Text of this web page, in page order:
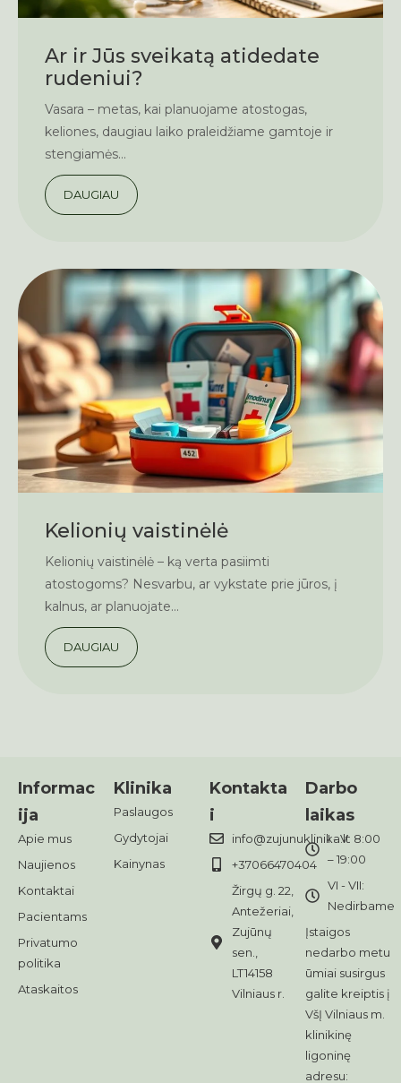
Ar ir Jūs sveikatą atidedate
rudeniui?
Vasara – metas, kai planuojame atostogas,
keliones, daugiau laiko praleidžiame gamtoje ir
stengiamės...
DAUGIAU
Kelionių vaistinėlė
Kelionių vaistinėlė – ką verta pasiimti
atostogoms? Nesvarbu, ar vykstate prie jūros, į
kalnus, ar planuojate...
DAUGIAU
Informac
ija
Apie mus
Naujienos
Kontaktai
Pacientams
Privatumo
politika
Ataskaitos
Klinika
Paslaugos
Gydytojai
Kainynas
Kontakta
i
info@zujunuklinika.lt
+37066470404
Žirgų g. 22,
Antežeriai,
Zujūnų
sen.,
LT14158
Vilniaus r.
Darbo
laikas
I - V: 8:00
– 19:00
VI - VII:
Nedirbame
Įstaigos
nedarbo metu
ūmiai susirgus
galite kreiptis į
VšĮ Vilniaus m.
klinikinę
ligoninę
adresu: